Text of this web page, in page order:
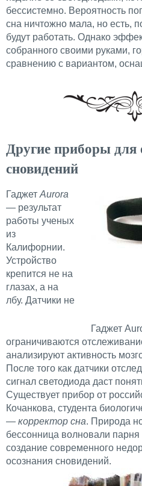
бессистемно. Вероятность
сна ничтожно мала, но есть,
будут работать. Однако
собранного своими руками,
сравнению с вариантом,
Другие приборы для
сновидений
Гаджет
Гаджет Aurora
— результат
работы ученых
из
Калифорнии.
Устройство
крепится не на
глазах, а на
лбу. Датчики не
ограничиваются
анализируют активность
После того как датчики
сигнал светодиода даст
Существует прибор от
Кочанкова, студента
— корректор сна. Природа
бессонница волновали
создание современного
осознания сновидений.